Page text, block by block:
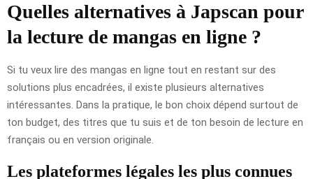
Quelles alternatives à Japscan pour
la lecture de mangas en ligne ?
Si tu veux lire des mangas en ligne tout en restant sur des
solutions plus encadrées, il existe plusieurs alternatives
intéressantes. Dans la pratique, le bon choix dépend surtout de
ton budget, des titres que tu suis et de ton besoin de lecture en
français ou en version originale.
Les plateformes légales les plus connues